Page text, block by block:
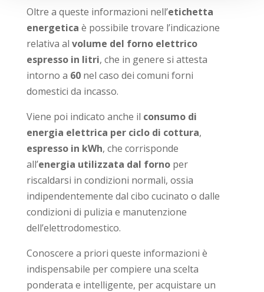
Oltre a queste informazioni nell’etichetta
energetica è possibile trovare l’indicazione
relativa al volume del forno elettrico
espresso in litri, che in genere si attesta
intorno a 60nel caso dei comuni forni
domestici da incasso.
Viene poi indicato anche il consumo di
energia elettrica per ciclo di cottura,
espresso in kWh, che corrisponde
all’energia utilizzata dal forno per
riscaldarsi in condizioni normali, ossia
indipendentemente dal cibo cucinato o dalle
condizioni di pulizia e manutenzione
dell’elettrodomestico.
Conoscere a priori queste informazioni è
indispensabile per compiere una scelta
ponderata e intelligente, per acquistare un